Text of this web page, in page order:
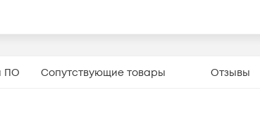
ПО Сопутствующие товары Отзывы